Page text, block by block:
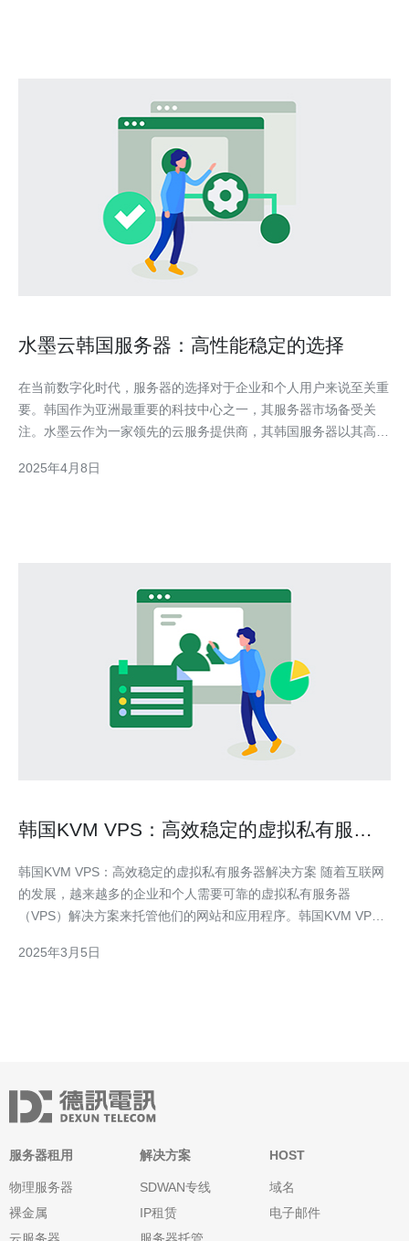
水墨云韩国服务器：高性能稳定的选择
在当前数字化时代，服务器的选择对于企业和个人用户来说至关重
要。韩国作为亚洲最重要的科技中心之一，其服务器市场备受关
注。水墨云作为一家领先的云服务提供商，其韩国服务器以其高性
名。首先，水墨云韩国服务器采用最先进的硬件设备，包括高速处
2025年4月8日
韩国KVM VPS：高效稳定的虚拟私有服务
韩国KVM VPS：高效稳定的虚拟私有服务器解决方案 随着互联网
的发展，越来越多的企业和个人需要可靠的虚拟私有服务器
（VPS）解决方案来托管他们的网站和应用程序。韩国KVM VPS
适合各种需求。本文将介绍韩国KVM VPS的特点和优势。 韩国
2025年3月5日
服务器租用
物理服务器
裸金属
解决方案
SDWAN专线
IP租赁
HOST
域名
电子邮件